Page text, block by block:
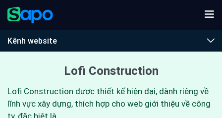
Kênh website
Lofi Construction
Lofi Construction được thiết kế hiện đại, dành riêng về
lĩnh vực xây dựng, thích hợp cho web giới thiệu về công